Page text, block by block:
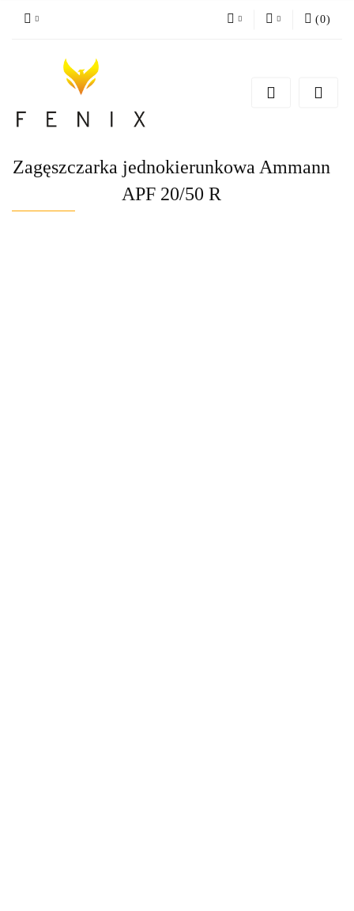
Zarejestruj się
(0)
Zagęszczarka jednokierunkowa Ammann
APF 20/50 R